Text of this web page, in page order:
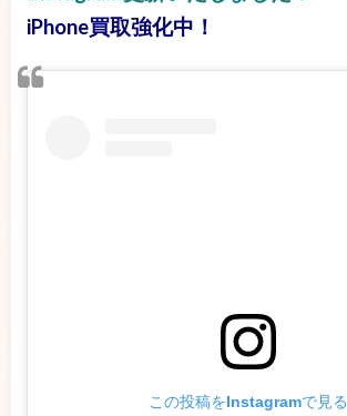
iPhone買取強化中！
この投稿をInstagramで見る